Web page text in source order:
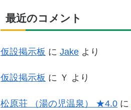
最近のコメント
仮設掲示板 に Jake より
仮設掲示板 に Ｙ より
松原荘 （湯の児温泉） ★4.0 に